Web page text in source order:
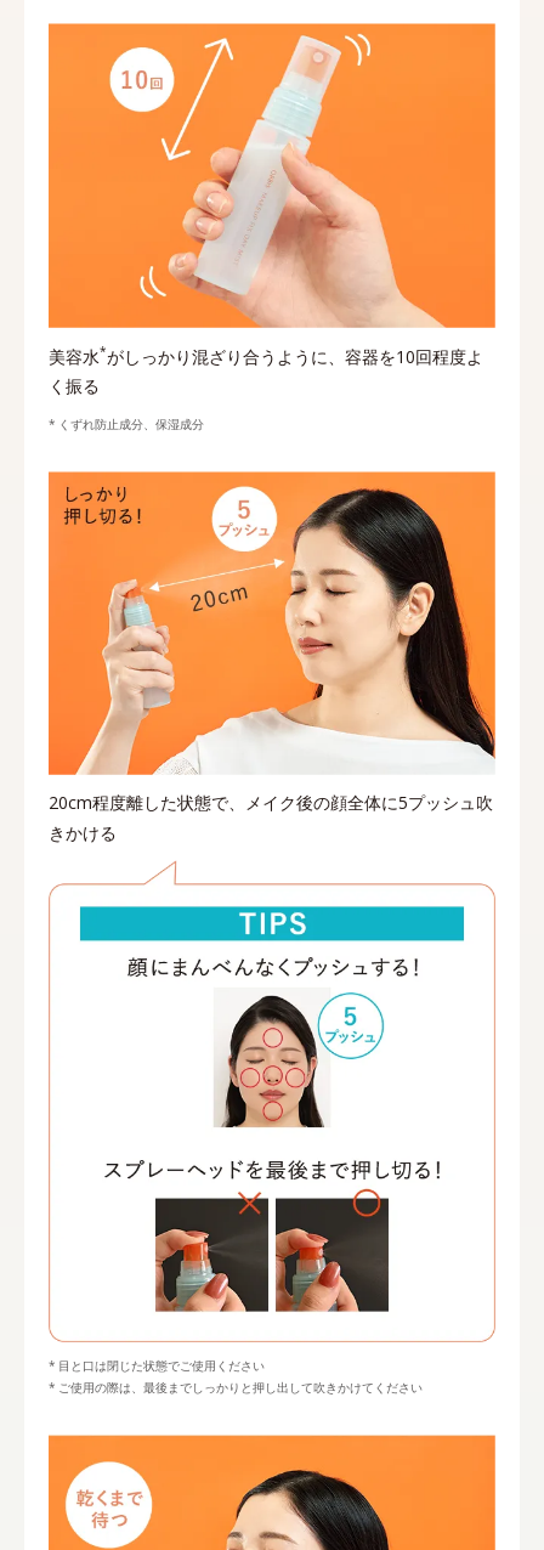
美容水*がしっかり混ざり合うように、容器を10回程度よ
く振る
くずれ防止成分、保湿成分
20cm程度離した状態で、メイク後の顔全体に5プッシュ吹
きかける
目と口は閉じた状態でご使用ください
ご使用の際は、最後までしっかりと押し出して吹きかけてください